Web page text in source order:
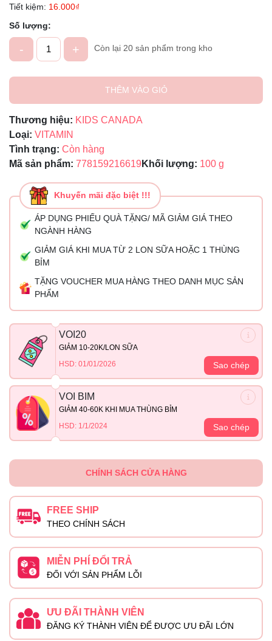
Tiết kiệm: 16.000₫
Số lượng:
- + Còn lại 20 sản phẩm trong kho
THÊM VÀO GIỎ
Thương hiệu: KIDS CANADA
Loại: VITAMIN
Tình trạng: Còn hàng
Mã sản phẩm: 778159216619 Khối lượng: 100 g
Khuyến mãi đặc biệt !!!
ÁP DỤNG PHIẾU QUÀ TẶNG/ MÃ GIẢM GIÁ THEO
NGÀNH HÀNG
GIẢM GIÁ KHI MUA TỪ 2 LON SỮA HOẶC 1 THÙNG
BỈM
TẶNG VOUCHER MUA HÀNG THEO DANH MỤC SẢN
PHẨM
VOI20
GIẢM 10-20K/LON SỮA
HSD: 01/01/2026
Sao chép
VOI BIM
GIẢM 40-60K KHI MUA THÙNG BỈM
HSD: 1/1/2024
Sao chép
CHÍNH SÁCH CỬA HÀNG
FREE SHIP
THEO CHÍNH SÁCH
MIỄN PHÍ ĐỔI TRẢ
ĐỐI VỚI SẢN PHẨM LỖI
ƯU ĐÃI THÀNH VIÊN
ĐĂNG KÝ THÀNH VIÊN ĐỂ ĐƯỢC ƯU ĐÃI LỚN